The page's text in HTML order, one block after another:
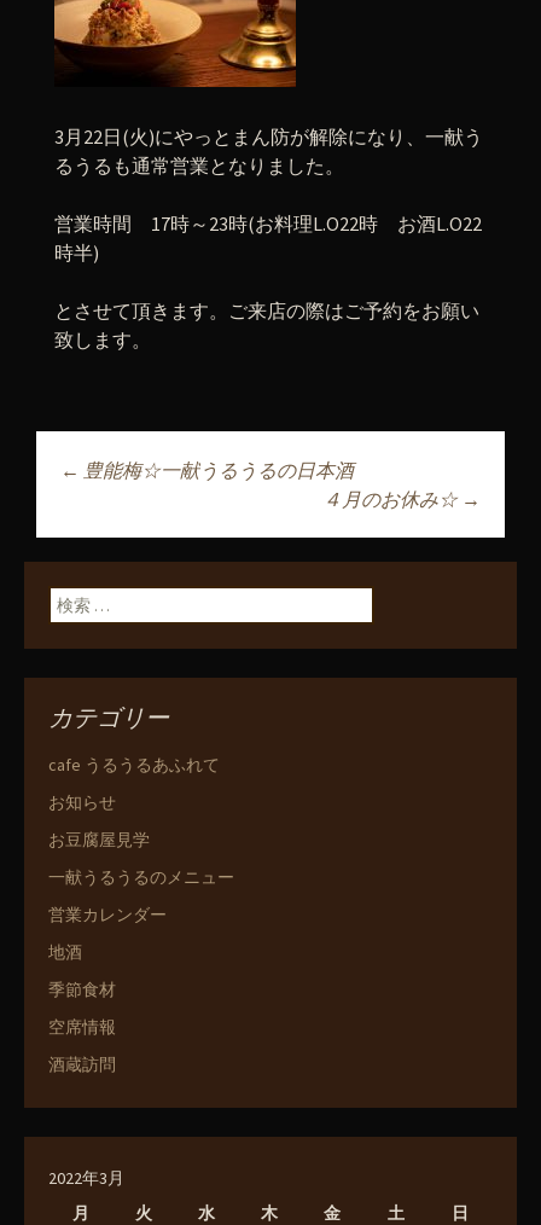
3月22日(火)にやっとまん防が解除になり、一献う
るうるも通常営業となりました。
営業時間 17時～23時(お料理L.O22時 お酒L.O22
時半)
とさせて頂きます。ご来店の際はご予約をお願い
致します。
投稿ナビゲーショ
ン
← 豊能梅☆一献うるうるの日本酒
４月のお休み☆ →
検索:
カテゴリー
cafe うるうるあふれて
お知らせ
お豆腐屋見学
一献うるうるのメニュー
営業カレンダー
地酒
季節食材
空席情報
酒蔵訪問
2022年3月
月
火 水 木 金 土 日